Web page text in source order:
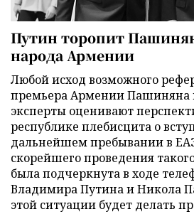
Путин торопит
народа Армении
Любой исход возможного
премьера Армении Пашиняна
эксперты оценивают
республике плебисцита о
дальнейшем пребывании в
скорейшего проведения
была подчеркнута в ходе
Владимира Путина и Никола
этой ситуации будет делать